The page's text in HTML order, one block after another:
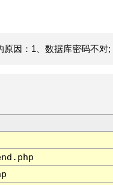
因：1、数据库密码不对;